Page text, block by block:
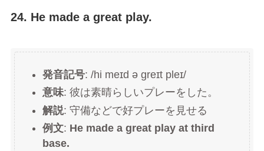
24. He made a great play.
発音記号: /hi meɪd ə ɡreɪt pleɪ/
意味: 彼は素晴らしいプレーをした。
解説: 守備などで好プレーを見せる
例文: He made a great play at third
base.